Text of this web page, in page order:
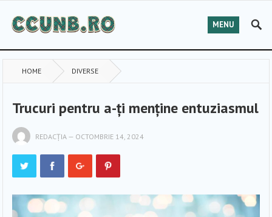
MENU
HOME DIVERSE
Trucuri pentru a-ți menține entuziasmul
REDACȚIA — OCTOMBRIE 14, 2024